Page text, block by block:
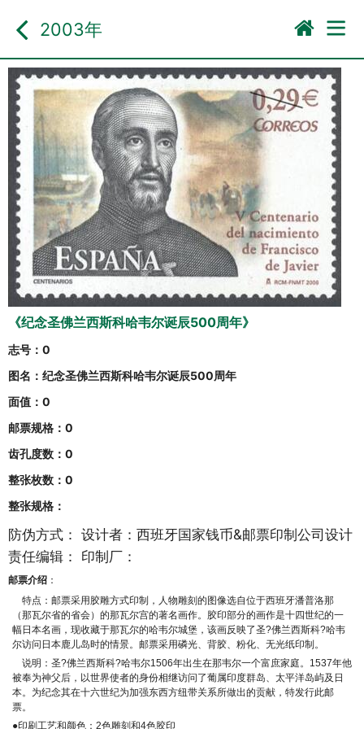
2003年
《纪念圣佛兰西斯科哈韦尔诞辰500周年》
志号： 0
图名： 纪念圣佛兰西斯科哈韦尔诞辰500周年
面值： 0
邮票规格： 0
齿孔度数： 0
整张枚数： 0
整张规格：
防伪方式： 设计者： 西班牙国家钱币&邮票印制公司设计
责任编辑：
印制厂：
邮票介绍 ：
特点：邮票采用胶雕方式印制，人物雕刻的图像选自位于西班牙潘普洛那
（那瓦尔省的省会） 的那瓦尔宫的著名画作。胶印部分的画作是十四世纪的一
幅日本名画，现收藏于那瓦尔的哈韦尔城堡，该画反映了圣?佛兰西斯科?哈韦
尔访问日本鹿儿岛时的情景。邮票采用磷光、背胶、粉化、无光纸印制。
说明：圣?佛兰西斯科?哈韦尔1506年出生在那韦尔一个富庶家庭。1537年他
被奉为神父后，以世界使者的身份相继访问了葡属印度群岛、太平洋岛屿及日
本。为纪念其在十六世纪为加强东西方纽带关系所做出的贡献，特发行此邮
票。
●印刷工艺和颜色：2色雕刻和4色胶印